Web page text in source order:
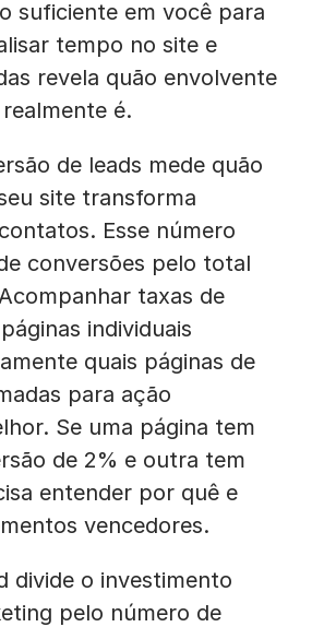
suficiente em você para
tempo no site e
revela quão envolvente
é.
de leads mede quão
site transforma
Esse número
conversões pelo total
taxas de
individuais
quais páginas de
para ação
Se uma página tem
de 2% e outra tem
entender por quê e
vencedores.
divide o investimento
pelo número de